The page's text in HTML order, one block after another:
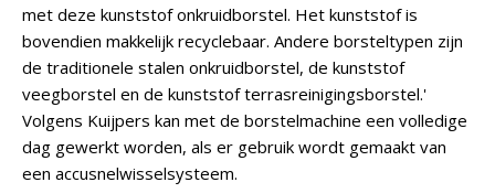
met deze kunststof onkruidborstel. Het kunststof is
bovendien makkelijk recyclebaar. Andere borsteltypen zijn
de traditionele stalen onkruidborstel, de kunststof
veegborstel en de kunststof terrasreinigingsborstel.'
Volgens Kuijpers kan met de borstelmachine een volledige
dag gewerkt worden, als er gebruik wordt gemaakt van
een accusnelwisselsysteem.